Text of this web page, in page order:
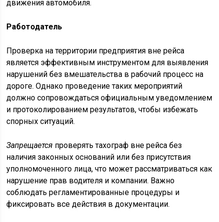
движения автомобиля.
Работодатель
Проверка на территории предприятия вне рейса
является эффективным инструментом для выявления
нарушений без вмешательства в рабочий процесс на
дороге. Однако проведение таких мероприятий
должно сопровождаться официальным уведомлением
и протоколированием результатов, чтобы избежать
спорных ситуаций.
Запрещается проверять тахограф вне рейса без
наличия законных оснований или без присутствия
уполномоченного лица, что может рассматриваться как
нарушение прав водителя и компании. Важно
соблюдать регламентированные процедуры и
фиксировать все действия в документации.